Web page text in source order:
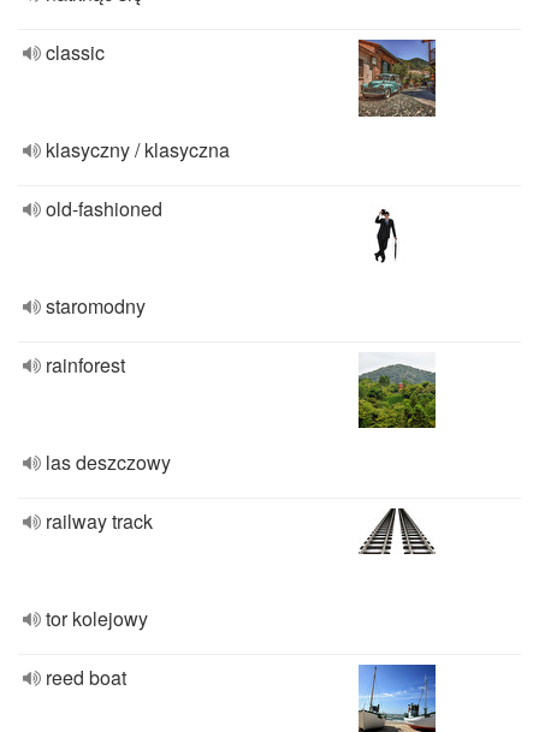
classic
klasyczny / klasyczna
old-fashioned
staromodny
rainforest
las deszczowy
railway track
tor kolejowy
reed boat